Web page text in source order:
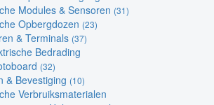
Modules & Sensoren (31)
Opbergdozen (23)
& Terminals (37)
Bedrading
(32)
& Bevestiging (10)
Verbruiksmaterialen